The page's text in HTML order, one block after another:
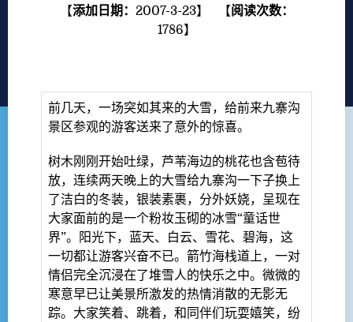
【添加日期： 2007-3-23】 【阅读次数：
1786】
前几天，一场突如其来的大雪，给前来九寨沟
景区参观的游客送来了意外的惊喜。
树木刚刚开始吐绿，芦苇海边的桃花也含苞待
放，连续两天晚上的大雪给九寨沟一下子换上
了洁白的冬装，银装素裹，分外妖娆，呈现在
大家面前的是一个粉妆玉砌的冰雪“童话世
界”。阳光下，蓝天、白云、雪花、碧海，这
一切都让游客兴奋不已。箭竹海栈道上，一对
情侣完全沉浸在了堆雪人的快乐之中。微微的
寒意早已让美景所激发的热情消散的无影无
踪。大家笑着、跳着，和同伴们玩耍嬉笑，纷